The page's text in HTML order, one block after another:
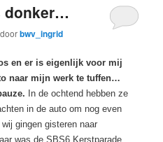
donker…
doorbwv_ingrid
en er is eigenlijk voor mij
naar mijn werk te tuffen…
In de ochtend hebben ze
in de auto om nog even
gingen gisteren naar
was de SBS6 Kerstparade.